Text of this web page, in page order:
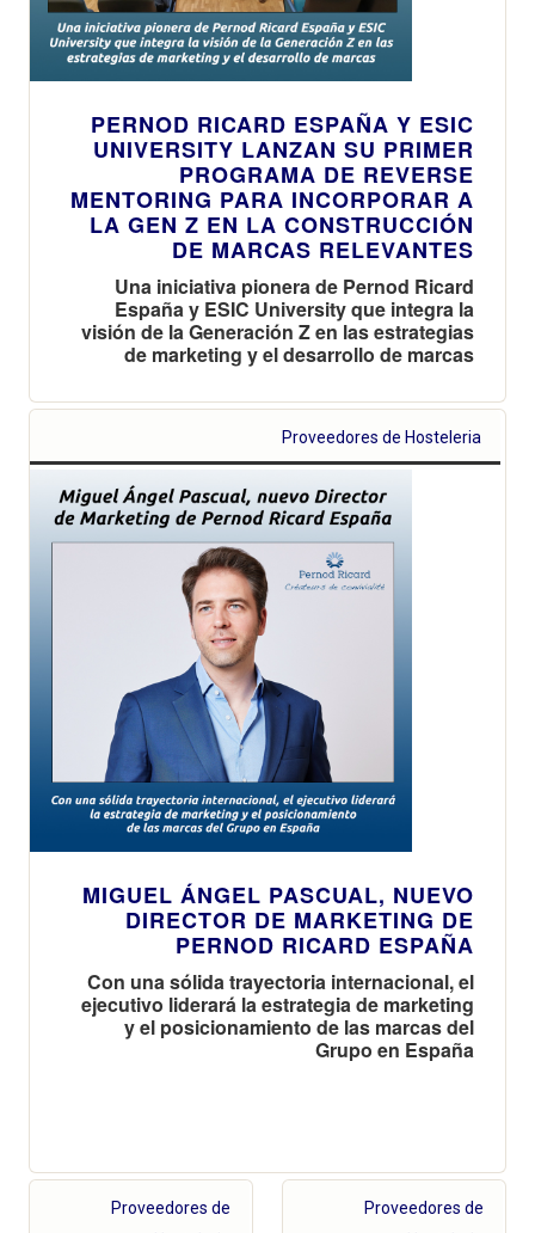
PERNOD RICARD ESPAÑA Y ESIC
UNIVERSITY LANZAN SU PRIMER
PROGRAMA DE REVERSE
MENTORING PARA INCORPORAR A
LA GEN Z EN LA CONSTRUCCIÓN
DE MARCAS RELEVANTES
Una iniciativa pionera de Pernod Ricard
España y ESIC University que integra la
visión de la Generación Z en las estrategias
de marketing y el desarrollo de marcas
Proveedores de Hosteleria
MIGUEL ÁNGEL PASCUAL, NUEVO
DIRECTOR DE MARKETING DE
PERNOD RICARD ESPAÑA
Con una sólida trayectoria internacional, el
ejecutivo liderará la estrategia de marketing
y el posicionamiento de las marcas del
Grupo en España
Proveedores de
Proveedores de